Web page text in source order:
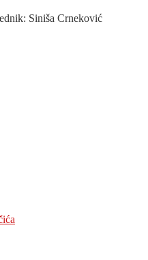
Siniša Crneković